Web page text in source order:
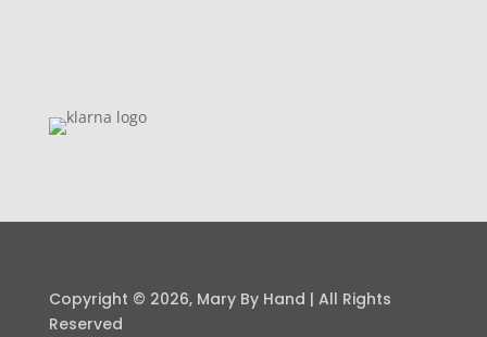
Copyright © 2026, Mary By Hand | All Rights
Reserved